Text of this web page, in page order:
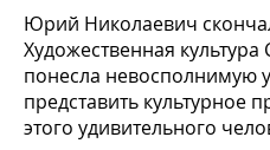
Юрий Николаевич
Художественная
понесла невосполнимую
представить культурное
этого удивительного